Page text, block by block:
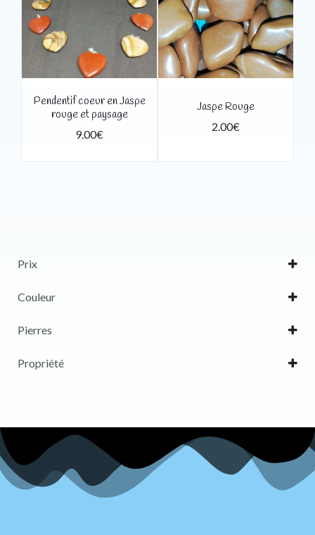
Prix
Couleur
Rouge
Pierres
Propriété
Protection
Pendentif coeur en Jaspe
rouge et paysage
9.00€
Jaspe Rouge
2.00€